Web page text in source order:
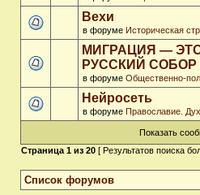
Вехи
в форуме Историческая
МИГРАЦИЯ —
РУССКИЙ СОБОР
в форуме Общественно-
Нейросеть
в форуме Православие.
Показать
Страница 1 из 20 [ Результатов поиска
Список форумов